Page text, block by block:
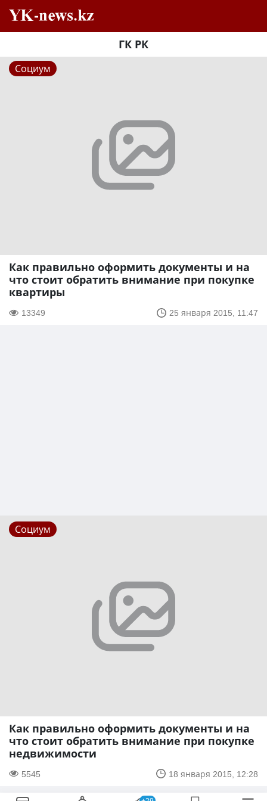
ГК РК
Социум
Как правильно оформить документы и на
что стоит обратить внимание при покупке
квартиры
13349 25 января 2015, 11:47
Социум
Как правильно оформить документы и на
что стоит обратить внимание при покупке
недвижимости
5545 18 января 2015, 12:28